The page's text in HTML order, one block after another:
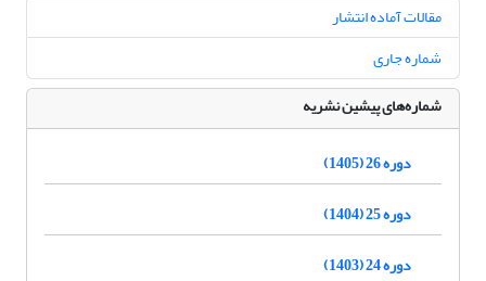
مقالات آماده انتشار
شماره جاری
شماره‌های پیشین نشریه
دوره 26 (1405)
دوره 25 (1404)
دوره 24 (1403)